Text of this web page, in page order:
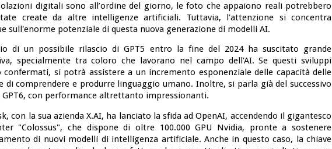
digitali sono all’ordine del giorno, le foto che appaiono reali potrebbero
create da altre intelligenze artificiali. Tuttavia, l'attenzione si concentra
sull'enorme potenziale di questa nuova generazione di modelli AI.
di un possibile rilascio di GPT5 entro la fine del 2024 ha suscitato grande
specialmente tra coloro che lavorano nel campo dell'AI. Se questi sviluppi
confermati, si potrà assistere a un incremento esponenziale delle capacità delle
di comprendere e produrre linguaggio umano. Inoltre, si parla già del successivo
GPT6, con performance altrettanto impressionanti.
con la sua azienda X.AI, ha lanciato la sfida ad OpenAI, accendendo il gigantesco
"Colossus", che dispone di oltre 100.000 GPU Nvidia, pronte a sostenere
di nuovi modelli di intelligenza artificiale. Anche in questo caso, la chiave